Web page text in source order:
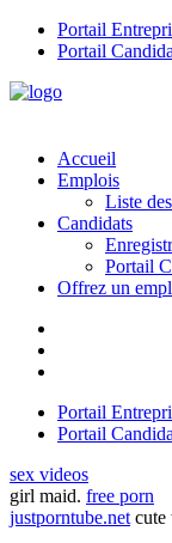
Portail
Portail
Accueil
Emplois
Liste
Candidats
Portail
Offrez un
Portail
Portail
sex videos
girl maid. free porn
justporntube.net cute